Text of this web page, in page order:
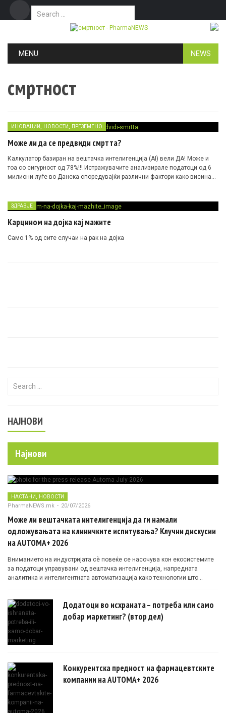
Search for:
MENU NEWS
смртност
ИНОВАЦИИ, НОВОСТИ, ПРЕЗЕМЕНО
Може ли да се предвиди смртта?
Калкулатор базиран на вештачка интелигенција (AI) вели ДА! Може и
тоа со сигурност од 78%!!! Истражувачите анализирале податоци од 6
милиони луѓе во Данска споредувајќи различни фактори како висина
ЗДРАВЈЕ
Карцином на дојка кај мажите
Само 1% од сите случаи на рак на дојка
Search for:
НАЈНОВИ
Најнови
НАСТАНИ, НОВОСТИ
PharmaNEWS.mk - 20/07/2026
Може ли вештачката интелигенција да ги намали
одложувањата на клиничките испитувања? Клучни дискусии
на AUTOMA+ 2026
Вниманието на индустријата сè повеќе се насочува кон екосистемите
за податоци управувани од вештачка интелигенција, напредната
аналитика и интелигентната автоматизација како технологии што
Додатоци во исхраната – потреба или само
добар маркетинг? (втор дел)
Конкурентска предност на фармацевтските
компании на AUTOMA+ 2026